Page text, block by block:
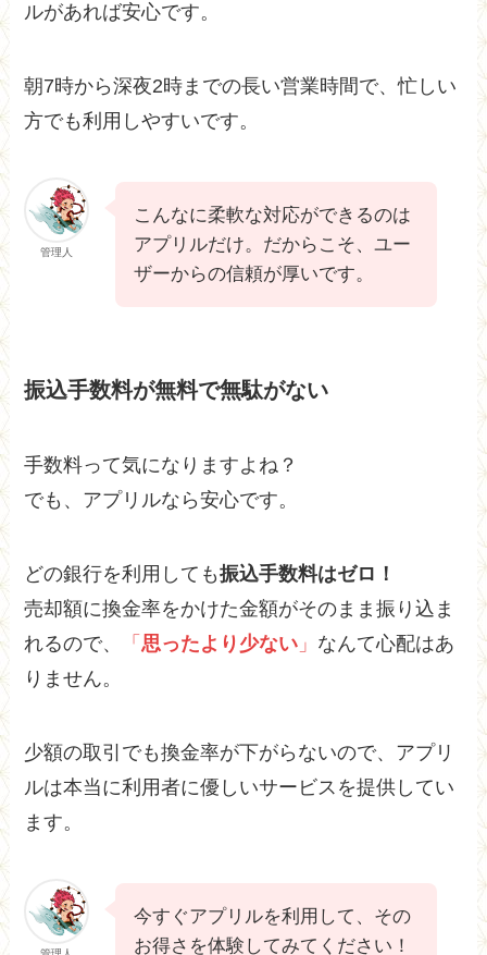
ルがあれば安心です。
朝7時から深夜2時までの長い営業時間で、忙しい
方でも利用しやすいです。
管理人
こんなに柔軟な対応ができるのは
アプリルだけ。だからこそ、ユー
ザーからの信頼が厚いです。
振込手数料が無料で無駄がない
手数料って気になりますよね？
でも、アプリルなら安心です。
どの銀行を利用しても振込手数料はゼロ！
売却額に換金率をかけた金額がそのまま振り込ま
れるので、
「思ったより少ない 」 なんて心配はあ
りません。
少額の取引でも換金率が下がらないので、アプリ
ルは本当に利用者に優しいサービスを提供してい
ます。
今すぐアプリルを利用して、その
お得さを体験してみてください！